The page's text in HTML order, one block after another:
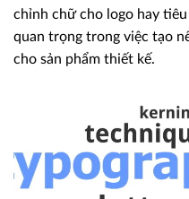
chỉnh chữ cho logo hay
quan trọng trong việc tạo
cho sản phẩm thiết kế.